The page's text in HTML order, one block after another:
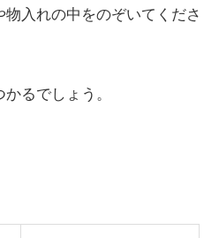
入れの中をのぞいてくださ
るでしょう。